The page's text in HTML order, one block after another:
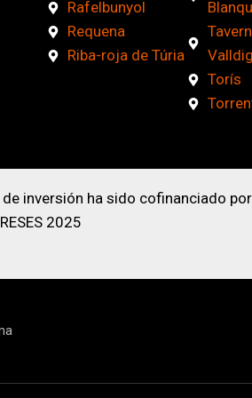
Rafelbunyol
Requena
Riba-roja de Túria
Torís
inversión ha sido cofinanciado
2025